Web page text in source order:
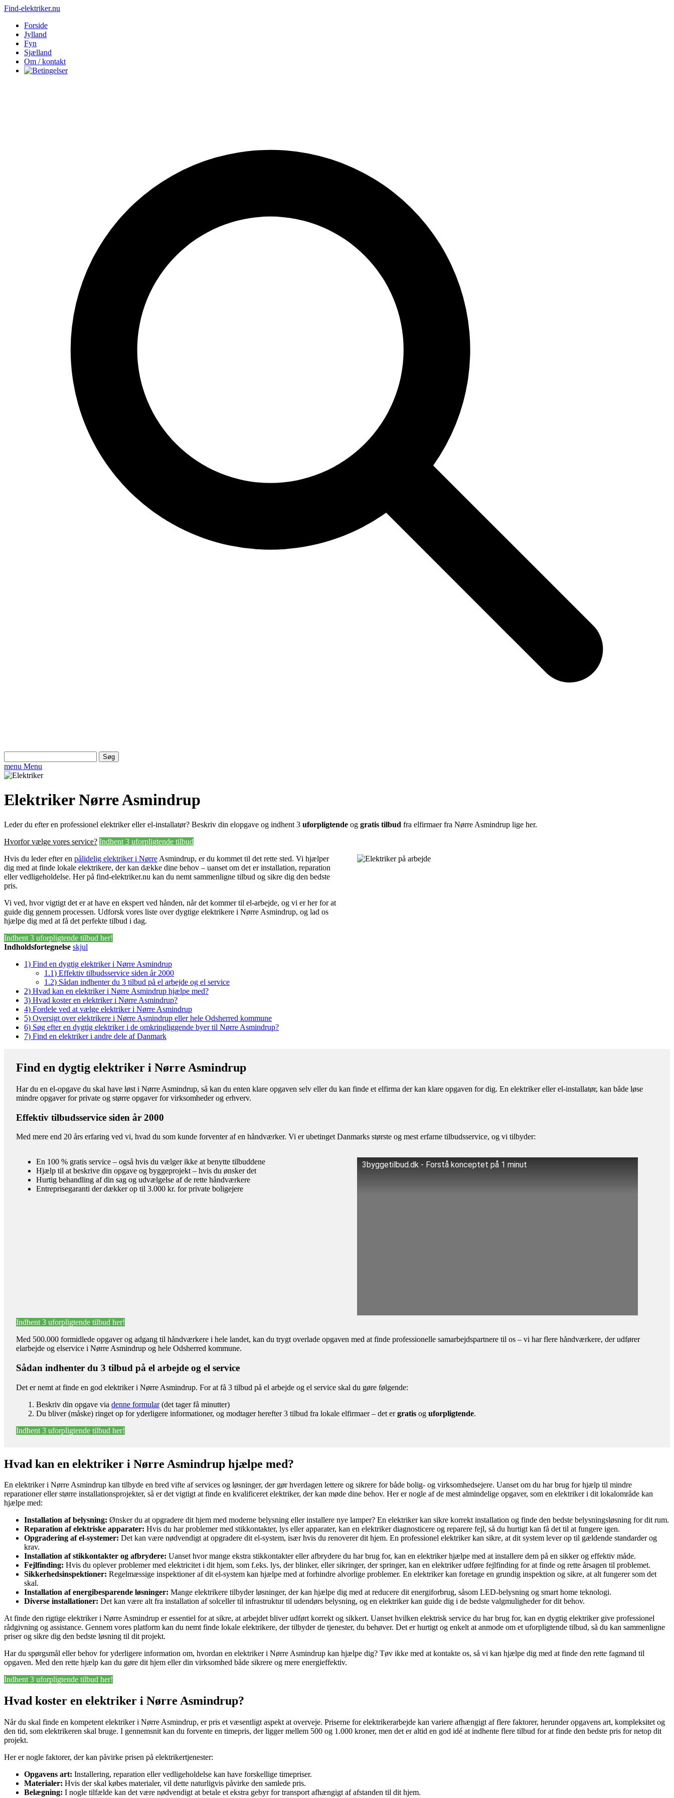
Find-elektriker.nu
Forside
Jylland
Fyn
Sjælland
Om / kontakt
efter:
menu Menu
Elektriker Nørre Asmindrup
Leder du efter en professionel elektriker eller el-installatør? Beskriv din elopgave og indhent 3 uforpligtende og gratis tilbud fra elfirmaer fra Nørre Asmindrup lige her.
Hvorfor vælge vores service? Indhent 3 uforpligtende tilbud
Hvis du leder efter en pålidelig elektriker i Nørre Asmindrup, er du kommet til det rette sted. Vi hjælper
dig med at finde lokale elektrikere, der kan dække dine behov – uanset om det er installation, reparation
eller vedligeholdelse. Her på find-elektriker.nu kan du nemt sammenligne tilbud og sikre dig den bedste
pris.
Vi ved, hvor vigtigt det er at have en ekspert ved hånden, når det kommer til el-arbejde, og vi er her for at
guide dig gennem processen. Udforsk vores liste over dygtige elektrikere i Nørre Asmindrup, og lad os
hjælpe dig med at få det perfekte tilbud i dag.
Indhent 3 uforpligtende tilbud her!
Indholdsfortegnelse skjul
1) Find en dygtig elektriker i Nørre Asmindrup
1.1) Effektiv tilbudsservice siden år 2000
1.2) Sådan indhenter du 3 tilbud på el arbejde og el service
2) Hvad kan en elektriker i Nørre Asmindrup hjælpe med?
3) Hvad koster en elektriker i Nørre Asmindrup?
4) Fordele ved at vælge elektriker i Nørre Asmindrup
5) Oversigt over elektrikere i Nørre Asmindrup eller hele Odsherred kommune
6) Søg efter en dygtig elektriker i de omkringliggende byer til Nørre Asmindrup?
7) Find en elektriker i andre dele af Danmark
Find en dygtig elektriker i Nørre Asmindrup
Har du en el-opgave du skal have løst i Nørre Asmindrup, så kan du enten klare opgaven selv eller du kan finde et elfirma der kan klare opgaven for dig. En elektriker eller el-installatør, kan både løse
mindre opgaver for private og større opgaver for virksomheder og erhverv.
Effektiv tilbudsservice siden år 2000
Med mere end 20 års erfaring ved vi, hvad du som kunde forventer af en håndværker. Vi er ubetinget Danmarks største og mest erfarne tilbudsservice, og vi tilbyder:
En 100 % gratis service – også hvis du vælger ikke at benytte tilbuddene
Hjælp til at beskrive din opgave og byggeprojekt – hvis du ønsker det
Hurtig behandling af din sag og udvælgelse af de rette håndværkere
Entreprisegaranti der dækker op til 3.000 kr. for private boligejere
3byggetilbud.dk - Forstå konceptet på 1 minut
Indhent 3 uforpligtende tilbud her!
Med 500.000 formidlede opgaver og adgang til håndværkere i hele landet, kan du trygt overlade opgaven med at finde professionelle samarbejdspartnere til os – vi har flere håndværkere, der udfører
elarbejde og elservice i Nørre Asmindrup og hele Odsherred kommune.
Sådan indhenter du 3 tilbud på el arbejde og el service
Det er nemt at finde en god elektriker i Nørre Asmindrup. For at få 3 tilbud på el arbejde og el service skal du gøre følgende:
Beskriv din opgave via denne formular(det tager få minutter)
Du bliver (måske) ringet op for yderligere informationer, og modtager herefter 3 tilbud fra lokale elfirmaer – det ergratis og uforpligtende.
Indhent 3 uforpligtende tilbud her!
Hvad kan en elektriker i Nørre Asmindrup hjælpe med?
En elektriker i Nørre Asmindrup kan tilbyde en bred vifte af services og løsninger, der gør hverdagen lettere og sikrere for både bolig- og virksomhedsejere. Uanset om du har brug for hjælp til mindre
reparationer eller større installationsprojekter, så er det vigtigt at finde en kvalificeret elektriker, der kan møde dine behov. Her er nogle af de mest almindelige opgaver, som en elektriker i dit lokalområde kan
hjælpe med:
Installation af belysning: Ønsker du at opgradere dit hjem med moderne belysning eller installere nye lamper? En elektriker kan sikre korrekt installation og finde den bedste belysningsløsning for dit rum.
Reparation af elektriske apparater: Hvis du har problemer med stikkontakter, lys eller apparater, kan en elektriker diagnosticere og reparere fejl, så du hurtigt kan få det til at fungere igen.
Opgradering af el-systemer: Det kan være nødvendigt at opgradere dit el-system, især hvis du renoverer dit hjem. En professionel elektriker kan sikre, at dit system lever op til gældende standarder og
krav.
Installation af stikkontakter og afbrydere: Uanset hvor mange ekstra stikkontakter eller afbrydere du har brug for, kan en elektriker hjælpe med at installere dem på en sikker og effektiv måde.
Fejlfinding: Hvis du oplever problemer med elektricitet i dit hjem, som f.eks. lys, der blinker, eller sikringer, der springer, kan en elektriker udføre fejlfinding for at finde og rette årsagen til problemet.
Sikkerhedsinspektioner: Regelmæssige inspektioner af dit el-system kan hjælpe med at forhindre alvorlige problemer. En elektriker kan foretage en grundig inspektion og sikre, at alt fungerer som det
skal.
Installation af energibesparende løsninger: Mange elektrikere tilbyder løsninger, der kan hjælpe dig med at reducere dit energiforbrug, såsom LED-belysning og smart home teknologi.
Diverse installationer: Det kan være alt fra installation af solceller til infrastruktur til udendørs belysning, og en elektriker kan guide dig i de bedste valgmuligheder for dit behov.
At finde den rigtige elektriker i Nørre Asmindrup er essentiel for at sikre, at arbejdet bliver udført korrekt og sikkert. Uanset hvilken elektrisk service du har brug for, kan en dygtig elektriker give professionel
rådgivning og assistance. Gennem vores platform kan du nemt finde lokale elektrikere, der tilbyder de tjenester, du behøver. Det er hurtigt og enkelt at anmode om et uforpligtende tilbud, så du kan sammenligne
priser og sikre dig den bedste løsning til dit projekt.
Har du spørgsmål eller behov for yderligere information om, hvordan en elektriker i Nørre Asmindrup kan hjælpe dig? Tøv ikke med at kontakte os, så vi kan hjælpe dig med at finde den rette fagmand til
opgaven. Med den rette hjælp kan du gøre dit hjem eller din virksomhed både sikrere og mere energieffektiv.
Indhent 3 uforpligtende tilbud her!
Hvad koster en elektriker i Nørre Asmindrup?
Når du skal finde en kompetent elektriker i Nørre Asmindrup, er pris et væsentligt aspekt at overveje. Priserne for elektrikerarbejde kan variere afhængigt af flere faktorer, herunder opgavens art, kompleksitet og
den tid, som elektrikeren skal bruge. I gennemsnit kan du forvente en timepris, der ligger mellem 500 og 1.000 kroner, men det er altid en god idé at indhente flere tilbud for at finde den bedste pris for netop dit
projekt.
Her er nogle faktorer, der kan påvirke prisen på elektrikertjenester:
Opgavens art: Installering, reparation eller vedligeholdelse kan have forskellige timepriser.
Materialer: Hvis der skal købes materialer, vil dette naturligvis påvirke den samlede pris.
Belægning: I nogle tilfælde kan det være nødvendigt at betale et ekstra gebyr for transport afhængigt af afstanden til dit hjem.